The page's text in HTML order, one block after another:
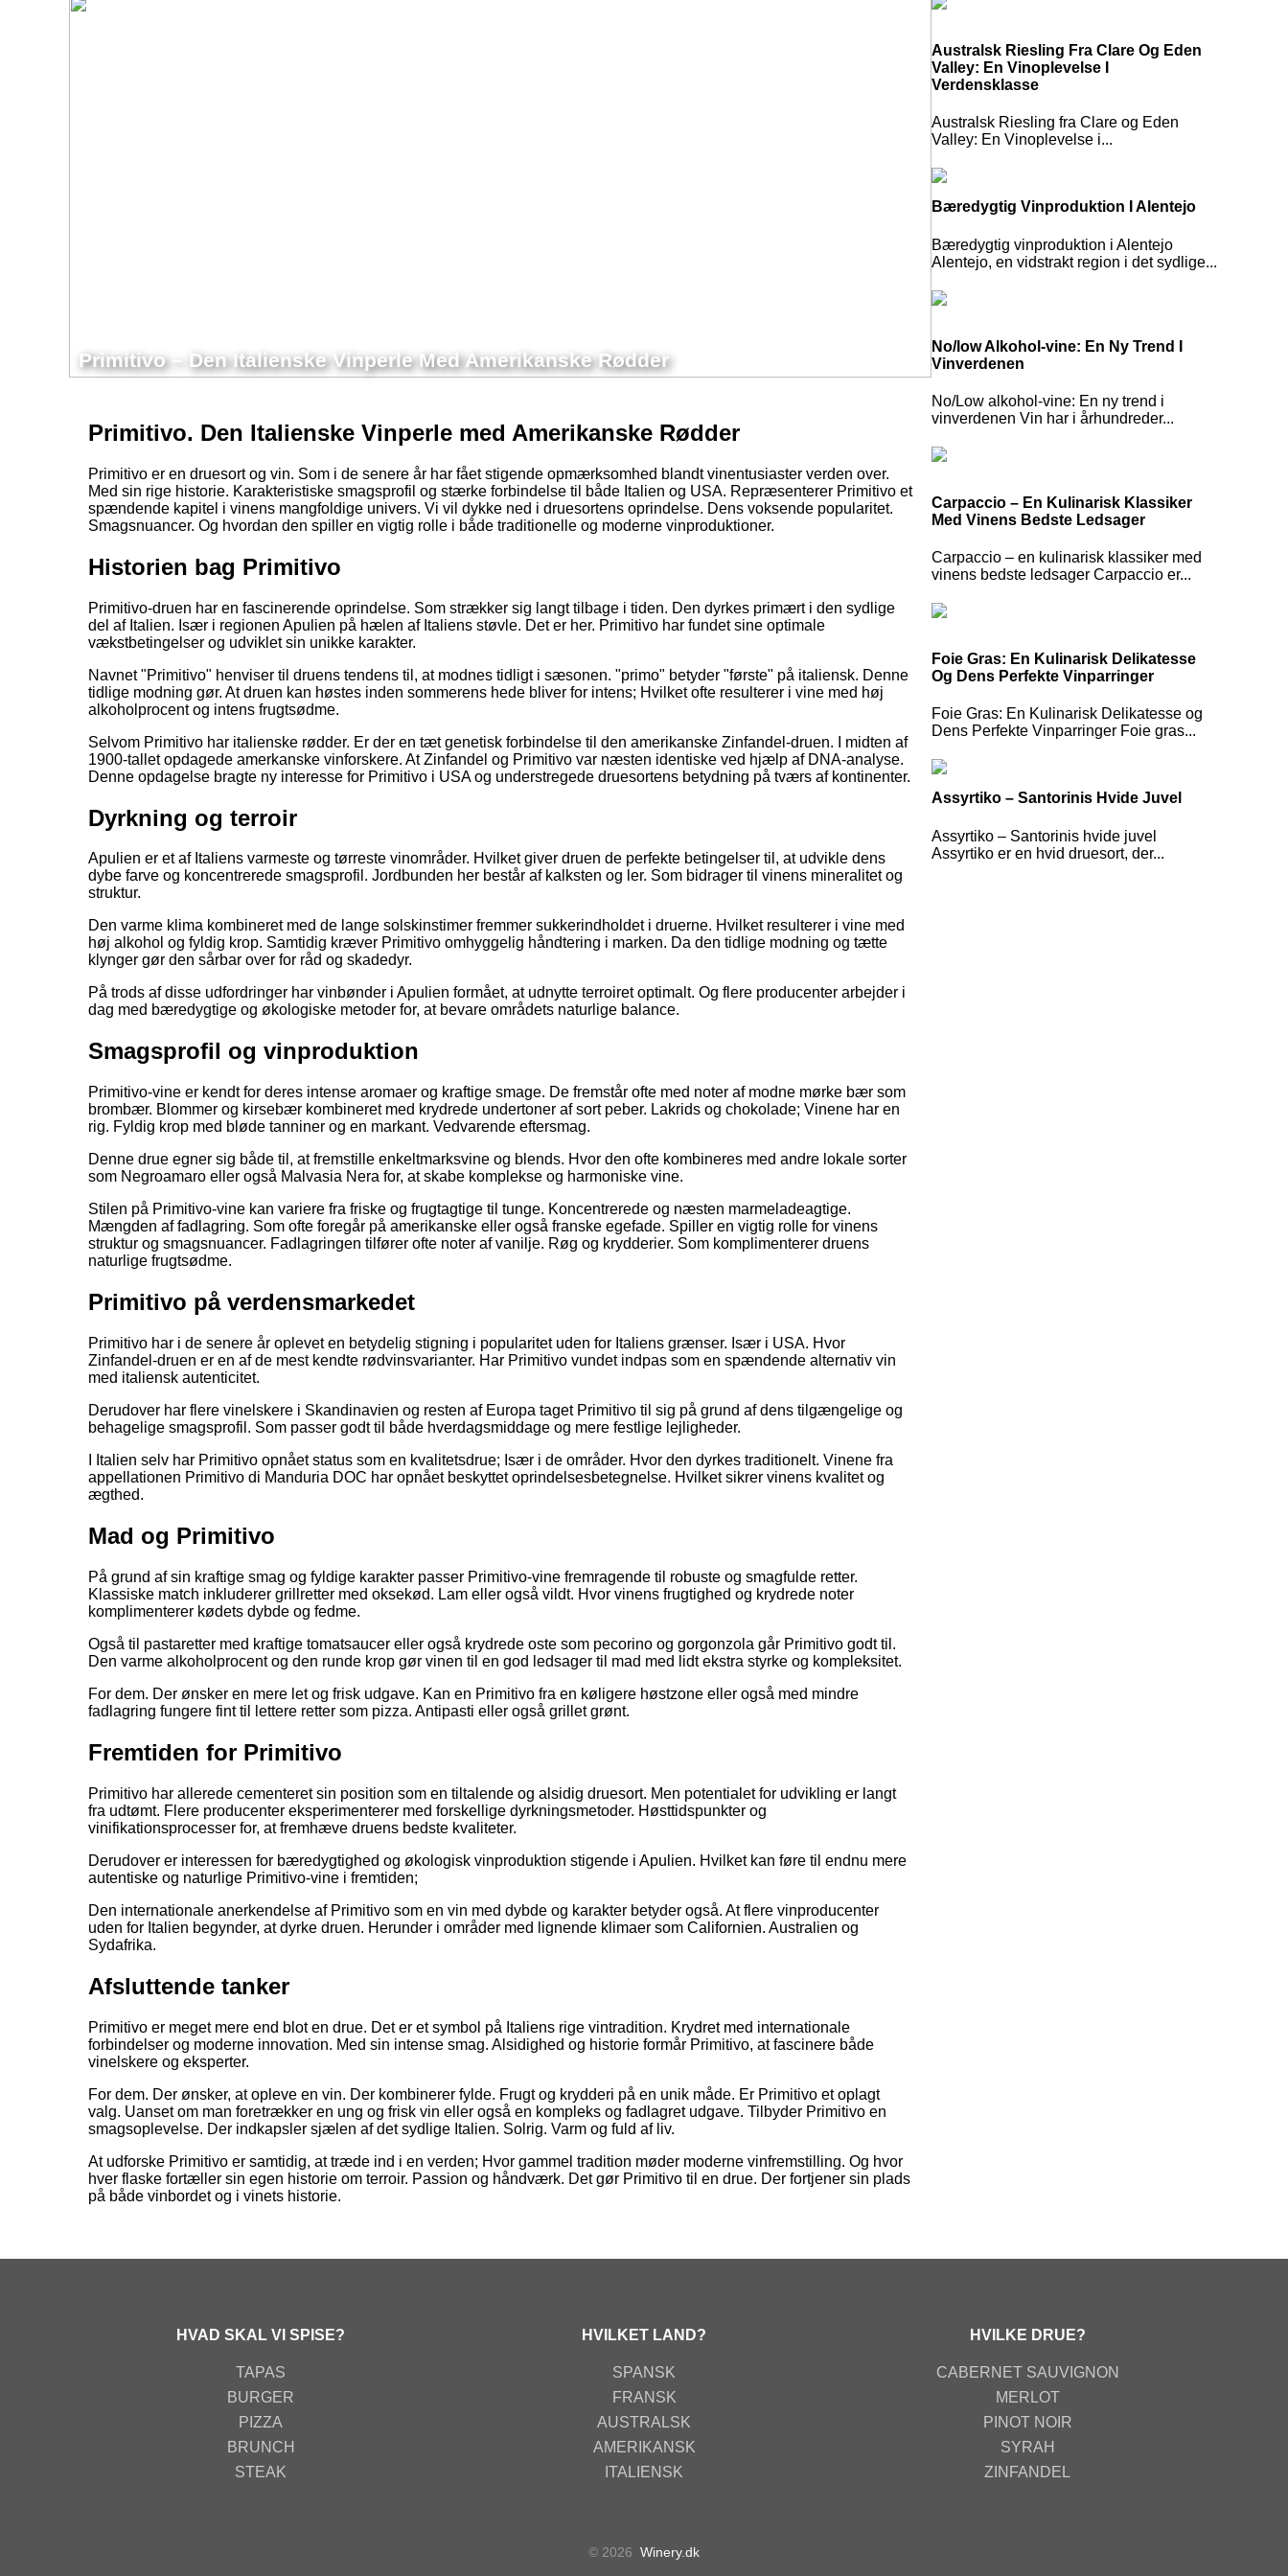
Primitivo – Den Italienske Vinperle Med Amerikanske Rødder
Primitivo. Den Italienske Vinperle med Amerikanske Rødder
Primitivo er en druesort og vin. Som i de senere år har fået stigende opmærksomhed blandt vinentusiaster verden over.
Med sin rige historie. Karakteristiske smagsprofil og stærke forbindelse til både Italien og USA. Repræsenterer Primitivo et
spændende kapitel i vinens mangfoldige univers. Vi vil dykke ned i druesortens oprindelse. Dens voksende popularitet.
Smagsnuancer. Og hvordan den spiller en vigtig rolle i både traditionelle og moderne vinproduktioner.
Historien bag Primitivo
Primitivo-druen har en fascinerende oprindelse. Som strækker sig langt tilbage i tiden. Den dyrkes primært i den sydlige
del af Italien. Især i regionen Apulien på hælen af Italiens støvle. Det er her. Primitivo har fundet sine optimale
vækstbetingelser og udviklet sin unikke karakter.
Navnet "Primitivo" henviser til druens tendens til, at modnes tidligt i sæsonen. "primo" betyder "første" på italiensk. Denne
tidlige modning gør. At druen kan høstes inden sommerens hede bliver for intens; Hvilket ofte resulterer i vine med høj
alkoholprocent og intens frugtsødme.
Selvom Primitivo har italienske rødder. Er der en tæt genetisk forbindelse til den amerikanske Zinfandel-druen. I midten af
1900-tallet opdagede amerkanske vinforskere. At Zinfandel og Primitivo var næsten identiske ved hjælp af DNA-analyse.
Denne opdagelse bragte ny interesse for Primitivo i USA og understregede druesortens betydning på tværs af kontinenter.
Dyrkning og terroir
Apulien er et af Italiens varmeste og tørreste vinområder. Hvilket giver druen de perfekte betingelser til, at udvikle dens
dybe farve og koncentrerede smagsprofil. Jordbunden her består af kalksten og ler. Som bidrager til vinens mineralitet og
struktur.
Den varme klima kombineret med de lange solskinstimer fremmer sukkerindholdet i druerne. Hvilket resulterer i vine med
høj alkohol og fyldig krop. Samtidig kræver Primitivo omhyggelig håndtering i marken. Da den tidlige modning og tætte
klynger gør den sårbar over for råd og skadedyr.
På trods af disse udfordringer har vinbønder i Apulien formået, at udnytte terroiret optimalt. Og flere producenter arbejder i
dag med bæredygtige og økologiske metoder for, at bevare områdets naturlige balance.
Smagsprofil og vinproduktion
Primitivo-vine er kendt for deres intense aromaer og kraftige smage. De fremstår ofte med noter af modne mørke bær som
brombær. Blommer og kirsebær kombineret med krydrede undertoner af sort peber. Lakrids og chokolade; Vinene har en
rig. Fyldig krop med bløde tanniner og en markant. Vedvarende eftersmag.
Denne drue egner sig både til, at fremstille enkeltmarksvine og blends. Hvor den ofte kombineres med andre lokale sorter
som Negroamaro eller også Malvasia Nera for, at skabe komplekse og harmoniske vine.
Stilen på Primitivo-vine kan variere fra friske og frugtagtige til tunge. Koncentrerede og næsten marmeladeagtige.
Mængden af fadlagring. Som ofte foregår på amerikanske eller også franske egefade. Spiller en vigtig rolle for vinens
struktur og smagsnuancer. Fadlagringen tilfører ofte noter af vanilje. Røg og krydderier. Som komplimenterer druens
naturlige frugtsødme.
Primitivo på verdensmarkedet
Primitivo har i de senere år oplevet en betydelig stigning i popularitet uden for Italiens grænser. Især i USA. Hvor
Zinfandel-druen er en af de mest kendte rødvinsvarianter. Har Primitivo vundet indpas som en spændende alternativ vin
med italiensk autenticitet.
Derudover har flere vinelskere i Skandinavien og resten af Europa taget Primitivo til sig på grund af dens tilgængelige og
behagelige smagsprofil. Som passer godt til både hverdagsmiddage og mere festlige lejligheder.
I Italien selv har Primitivo opnået status som en kvalitetsdrue; Især i de områder. Hvor den dyrkes traditionelt. Vinene fra
appellationen Primitivo di Manduria DOC har opnået beskyttet oprindelsesbetegnelse. Hvilket sikrer vinens kvalitet og
ægthed.
Mad og Primitivo
På grund af sin kraftige smag og fyldige karakter passer Primitivo-vine fremragende til robuste og smagfulde retter.
Klassiske match inkluderer grillretter med oksekød. Lam eller også vildt. Hvor vinens frugtighed og krydrede noter
komplimenterer kødets dybde og fedme.
Også til pastaretter med kraftige tomatsaucer eller også krydrede oste som pecorino og gorgonzola går Primitivo godt til.
Den varme alkoholprocent og den runde krop gør vinen til en god ledsager til mad med lidt ekstra styrke og kompleksitet.
For dem. Der ønsker en mere let og frisk udgave. Kan en Primitivo fra en køligere høstzone eller også med mindre
fadlagring fungere fint til lettere retter som pizza. Antipasti eller også grillet grønt.
Fremtiden for Primitivo
Primitivo har allerede cementeret sin position som en tiltalende og alsidig druesort. Men potentialet for udvikling er langt
fra udtømt. Flere producenter eksperimenterer med forskellige dyrkningsmetoder. Høsttidspunkter og
vinifikationsprocesser for, at fremhæve druens bedste kvaliteter.
Derudover er interessen for bæredygtighed og økologisk vinproduktion stigende i Apulien. Hvilket kan føre til endnu mere
autentiske og naturlige Primitivo-vine i fremtiden;
Den internationale anerkendelse af Primitivo som en vin med dybde og karakter betyder også. At flere vinproducenter
uden for Italien begynder, at dyrke druen. Herunder i områder med lignende klimaer som Californien. Australien og
Sydafrika.
Afsluttende tanker
Primitivo er meget mere end blot en drue. Det er et symbol på Italiens rige vintradition. Krydret med internationale
forbindelser og moderne innovation. Med sin intense smag. Alsidighed og historie formår Primitivo, at fascinere både
vinelskere og eksperter.
For dem. Der ønsker, at opleve en vin. Der kombinerer fylde. Frugt og krydderi på en unik måde. Er Primitivo et oplagt
valg. Uanset om man foretrækker en ung og frisk vin eller også en kompleks og fadlagret udgave. Tilbyder Primitivo en
smagsoplevelse. Der indkapsler sjælen af det sydlige Italien. Solrig. Varm og fuld af liv.
At udforske Primitivo er samtidig, at træde ind i en verden; Hvor gammel tradition møder moderne vinfremstilling. Og hvor
hver flaske fortæller sin egen historie om terroir. Passion og håndværk. Det gør Primitivo til en drue. Der fortjener sin plads
på både vinbordet og i vinets historie.
Australsk Riesling Fra Clare Og Eden
Valley: En Vinoplevelse I
Verdensklasse
Australsk Riesling fra Clare og Eden
Valley: En Vinoplevelse i...
Bæredygtig Vinproduktion I Alentejo
Bæredygtig vinproduktion i Alentejo
Alentejo, en vidstrakt region i det sydlige...
No/low Alkohol-vine: En Ny Trend I
Vinverdenen
No/Low alkohol-vine: En ny trend i
vinverdenen Vin har i århundreder...
Carpaccio – En Kulinarisk Klassiker
Med Vinens Bedste Ledsager
Carpaccio – en kulinarisk klassiker med
vinens bedste ledsager Carpaccio er...
Foie Gras: En Kulinarisk Delikatesse
Og Dens Perfekte Vinparringer
Foie Gras: En Kulinarisk Delikatesse og
Dens Perfekte Vinparringer Foie gras...
Assyrtiko – Santorinis Hvide Juvel
Assyrtiko – Santorinis hvide juvel
Assyrtiko er en hvid druesort, der...
HVAD SKAL VI SPISE?
TAPAS
BURGER
PIZZA
BRUNCH
STEAK
HVILKET LAND?
SPANSK
FRANSK
AUSTRALSK
AMERIKANSK
ITALIENSK
HVILKE DRUE?
CABERNET SAUVIGNON
MERLOT
PINOT NOIR
SYRAH
ZINFANDEL
© 2026 Winery.dk